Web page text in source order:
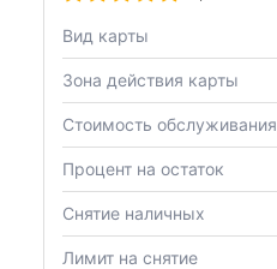
Вид карты
Зона действия карты
Стоимость обслуживания
Процент на остаток
Снятие наличных
Лимит на снятие